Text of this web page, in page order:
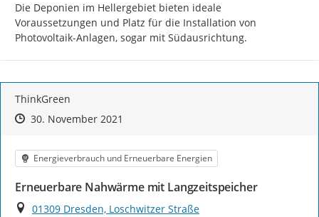
Die Deponien im Hellergebiet bieten ideale
Voraussetzungen und Platz für die Installation von
Photovoltaik-Anlagen, sogar mit Südausrichtung.
ThinkGreen
Zeitpunkt des Erstellens
Zeitpunkt des Erstellens
30. November 2021
Kategorie
Energieverbrauch und Erneuerbare Energien
Erneuerbare Nahwärme mit Langzeitspeicher
Ort
01309 Dresden, Loschwitzer Straße